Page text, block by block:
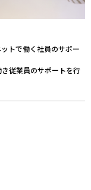
トで働く社員のサポー
従業員のサポートを行